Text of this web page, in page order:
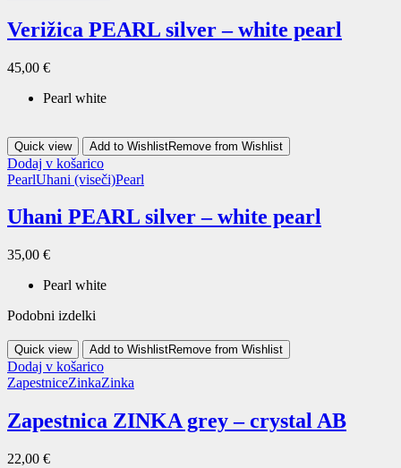
Verižica PEARL silver – white pearl
45,00 €
Pearl white
Quick view Add to WishlistRemove from Wishlist
Dodaj v košarico
PearlUhani (viseči)Pearl
Uhani PEARL silver – white pearl
35,00 €
Pearl white
Podobni izdelki
Quick view Add to WishlistRemove from Wishlist
Dodaj v košarico
ZapestniceZinkaZinka
Zapestnica ZINKA grey – crystal AB
22,00 €